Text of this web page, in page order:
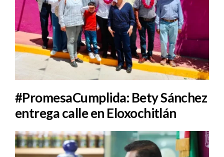
#PromesaCumplida: Bety Sánchez
entrega calle en Eloxochitlán